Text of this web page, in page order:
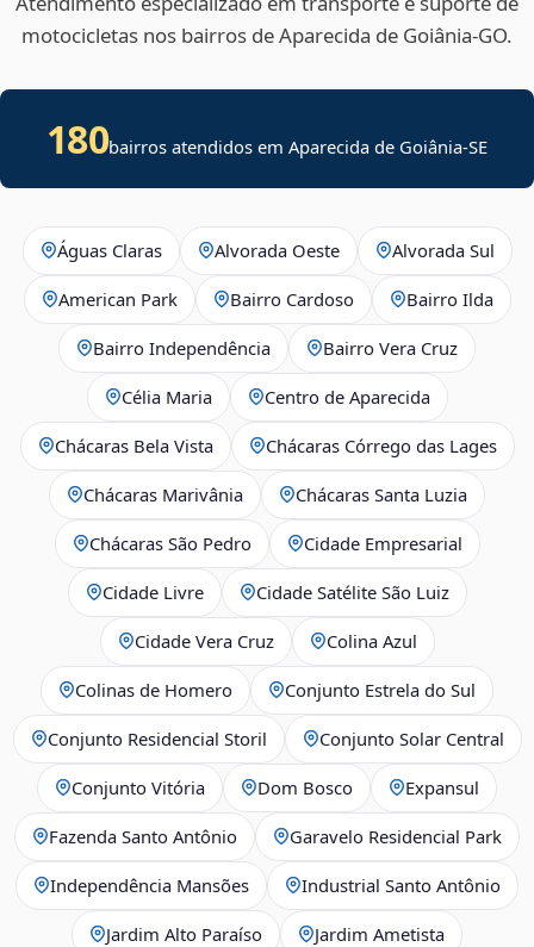
motocicletas nos bairros de Aparecida de Goiânia‑GO.
180bairros atendidos emAparecida de Goiânia-SE
Águas Claras Alvorada Oeste Alvorada Sul
American Park Bairro Cardoso Bairro Ilda
Bairro Independência Bairro Vera Cruz
Célia Maria Centro de Aparecida
Chácaras Bela Vista Chácaras Córrego das Lages
Chácaras Marivânia Chácaras Santa Luzia
Chácaras São Pedro Cidade Empresarial
Cidade Livre Cidade Satélite São Luiz
Cidade Vera Cruz Colina Azul
Colinas de Homero Conjunto Estrela do Sul
Conjunto Residencial Storil Conjunto Solar Central
Conjunto Vitória Dom Bosco Expansul
Fazenda Santo Antônio Garavelo Residencial Park
Independência Mansões Industrial Santo Antônio
Jardim Alto Paraíso Jardim Ametista